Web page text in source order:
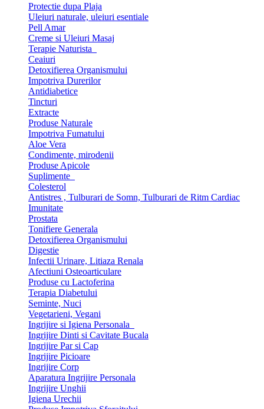
Protectie dupa Plaja
Uleiuri naturale, uleiuri esentiale
Pell Amar
Creme si Uleiuri Masaj
Terapie Naturista
Ceaiuri
Detoxifierea Organismului
Impotriva Durerilor
Antidiabetice
Tincturi
Extracte
Produse Naturale
Impotriva Fumatului
Aloe Vera
Condimente, mirodenii
Produse Apicole
Suplimente
Colesterol
Antistres , Tulburari de Somn, Tulburari de Ritm Cardiac
Imunitate
Prostata
Tonifiere Generala
Detoxifierea Organismului
Digestie
Infectii Urinare, Litiaza Renala
Afectiuni Osteoarticulare
Produse cu Lactoferina
Terapia Diabetului
Seminte, Nuci
Vegetarieni, Vegani
Ingrijire si Igiena Personala
Ingrijire Dinti si Cavitate Bucala
Ingrijire Par si Cap
Ingrijire Picioare
Ingrijire Corp
Aparatura Ingrijire Personala
Ingrijire Unghii
Igiena Urechii